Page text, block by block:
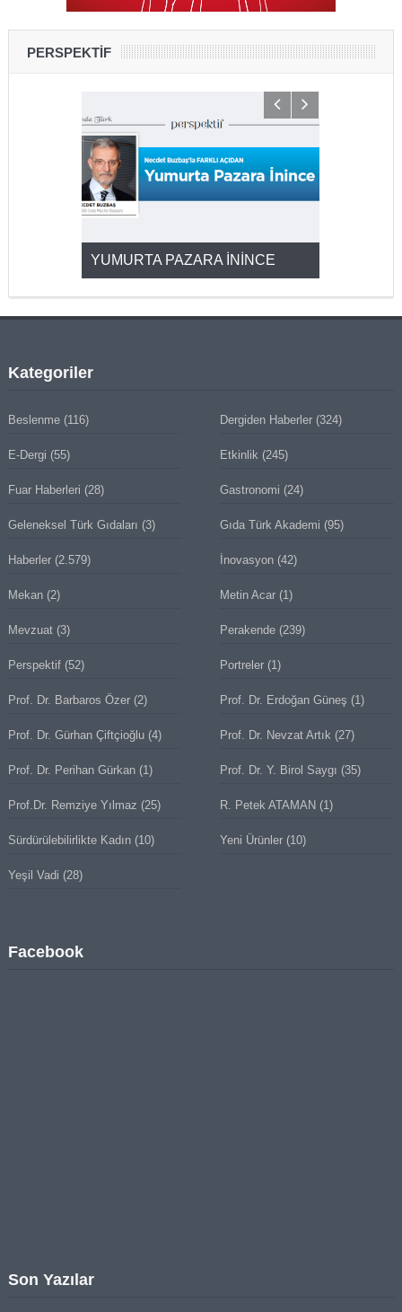
PERSPEKTİF
YUMURTA PAZARA İNİNCE
Kategoriler
Beslenme(116) Dergiden Haberler (324)
E-Dergi (55) Etkinlik (245)
Fuar Haberleri (28) Gastronomi (24)
Geleneksel Türk Gıdaları (3) Gıda Türk Akademi (95)
Haberler(2.579) İnovasyon (42)
Mekan(2) Metin Acar (1)
Mevzuat(3) Perakende (239)
Perspektif(52) Portreler (1)
Prof. Dr. Barbaros Özer(2) Prof. Dr. Erdoğan Güneş (1)
Prof. Dr. Gürhan Çiftçioğlu(4) Prof. Dr. Nevzat Artık (27)
Prof. Dr. Perihan Gürkan(1) Prof. Dr. Y. Birol Saygı (35)
Prof.Dr. Remziye Yılmaz (25) R. Petek ATAMAN (1)
Sürdürülebilirlikte Kadın(10) Yeni Ürünler (10)
Yeşil Vadi (28)
Facebook
Son Yazılar